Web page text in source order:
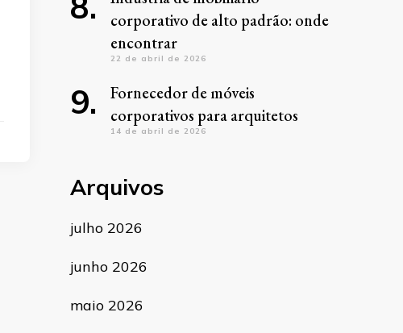
corporativo de alto padrão: onde
encontrar
22 de abril de 2026
Fornecedor de móveis
corporativos para arquitetos
14 de abril de 2026
Arquivos
julho 2026
junho 2026
maio 2026